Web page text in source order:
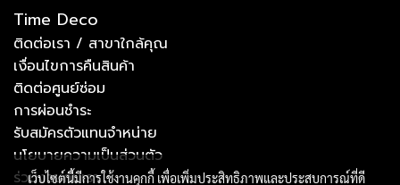
Time Deco
ติดต่อเรา / สาขาใกล้คุณ
เงื่อนไขการคืนสินค้า
ติดต่อศูนย์ซ่อม
การผ่อนชำระ
รับสมัครตัวแทนจำหน่าย
นโยบายความเป็นส่วนตัว
ร่วมงานกับเรา
เว็บไซต์นี้มีการใช้งานคุกกี้ เพื่อเพิ่มประสิทธิภาพและประสบการณ์ที่ดี